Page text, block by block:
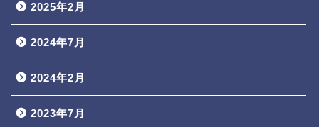
2025年2月
2024年7月
2024年2月
2023年7月